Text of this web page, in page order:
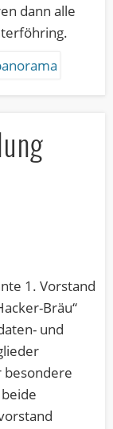
dann alle
1. Vorstand
Bräu“
und